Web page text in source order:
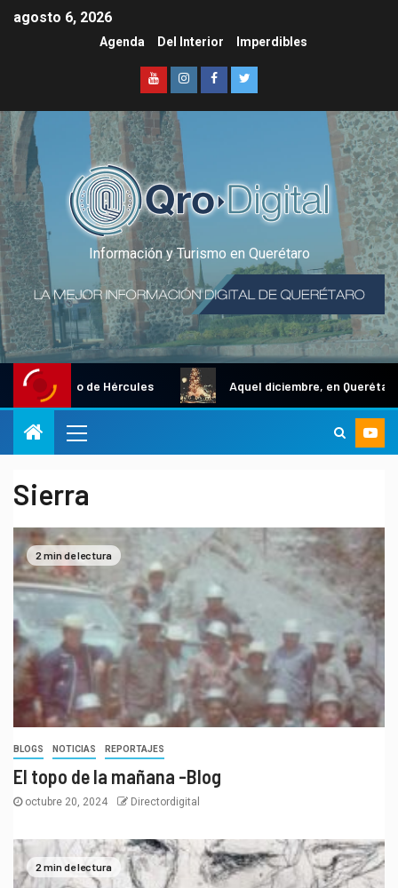
agosto 6, 2026
Agenda Del Interior Imperdibles
Información y Turismo en Querétaro
Gallo de Hércules Aquel diciembre, en Querétaro
Sierra
2 min de lectura
BLOGS NOTICIAS REPORTAJES
El topo de la mañana -Blog
octubre 20, 2024 Directordigital
2 min de lectura